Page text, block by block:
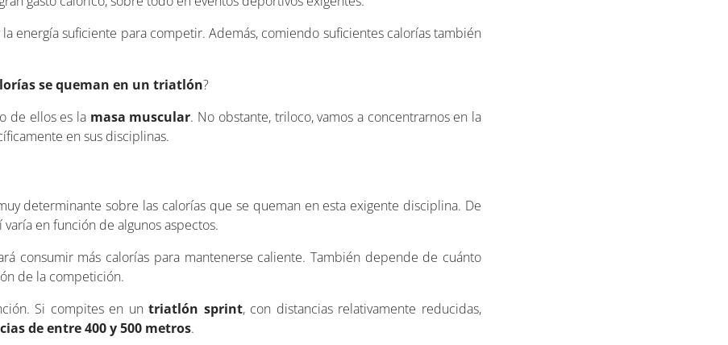
energía suficiente para competir. Además, comiendo suficientes calorías también
se queman en un triatlón?
de ellos es la masa muscular. No obstante, triloco, vamos a concentrarnos en la
en sus disciplinas.
determinante sobre las calorías que se queman en esta exigente disciplina. De
en función de algunos aspectos.
consumir más calorías para mantenerse caliente. También depende de cuánto
de la competición.
Si compites en untriatlón sprint, con distancias relativamente reducidas,
de entre 400 y 500 metros.